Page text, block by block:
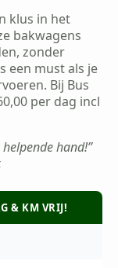
klus in het
bakwagens
zonder
een must als je
Bij Bus
per dag incl
hand!”
& KM VRIJ!